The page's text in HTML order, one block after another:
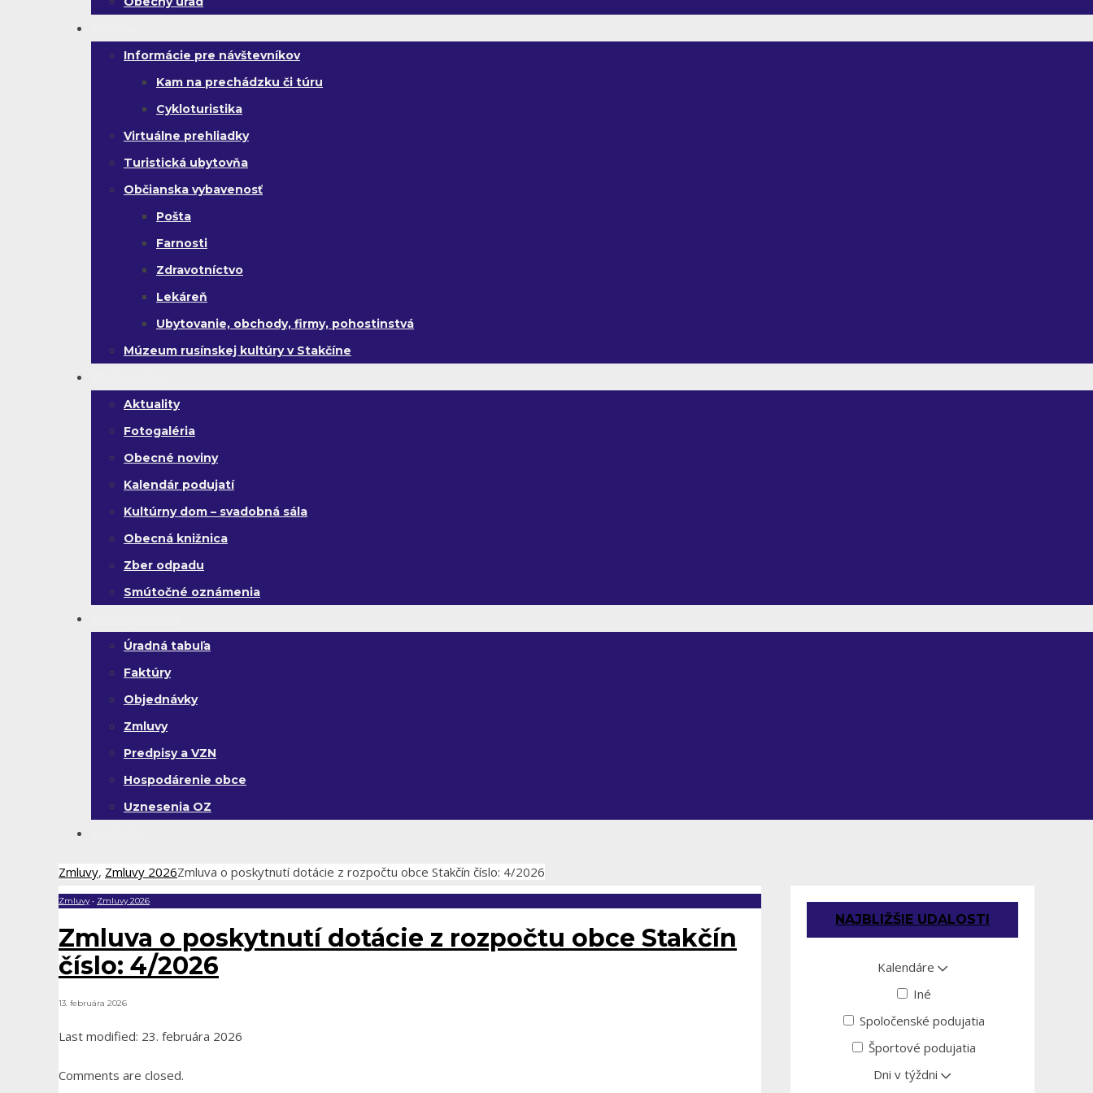
Informácie pre návštevníkov
Kam na prechádzku či túru
Cykloturistika
Virtuálne prehliadky
Turistická ubytovňa
Občianska vybavenosť
Pošta
Farnosti
Zdravotníctvo
Lekáreň
Ubytovanie, obchody, firmy, pohostinstvá
Múzeum rusínskej kultúry v Stakčíne
Aktuality
Fotogaléria
Obecné noviny
Kalendár podujatí
Kultúrny dom – svadobná sála
Obecná knižnica
Zber odpadu
Smútočné oznámenia
Úradná tabuľa
Faktúry
Objednávky
Zmluvy
Predpisy a VZN
Hospodárenie obce
Uznesenia OZ
Zmluvy, Zmluvy 2026Zmluva o poskytnutí dotácie z rozpočtu obce Stakčín číslo: 4/2026
Zmluvy• Zmluvy 2026
Zmluva o poskytnutí dotácie z rozpočtu obce Stakčín
číslo: 4/2026
13. februára 2026
Last modified: 23. februára 2026
Comments are closed.
NAJBLIŽŠIE UDALOSTI
Kalendáre
Iné
Spoločenské podujatia
Športové podujatia
Dni v týždni